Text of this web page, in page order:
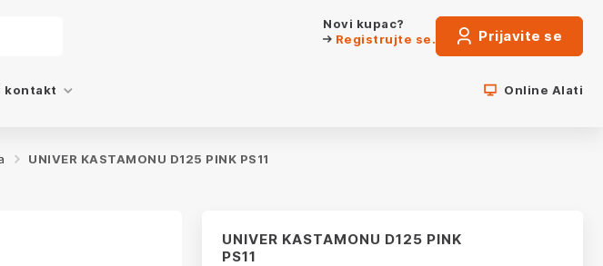
Novi kupac?
Registrujte se.
Prijavite se
kontakt Online Alati
UNIVER KASTAMONU D125 PINK PS11
UNIVER KASTAMONU D125 PINK
PS11